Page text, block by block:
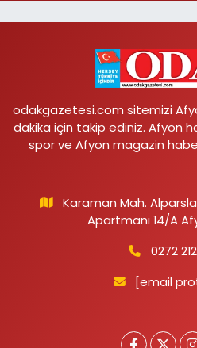
odakgazetesi.com sitemizi
dakika için takip ediniz. Afyon
spor ve Afyon magazin
Karaman Mah.
Apartmanı 14/A
0272
[email